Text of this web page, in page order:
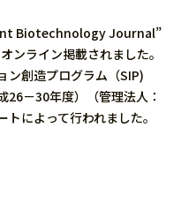
Biotechnology Journal”
ンライン掲載されました。
ン創造プログラム（SIP)
26－30年度）（管理法人：
によって行われました。